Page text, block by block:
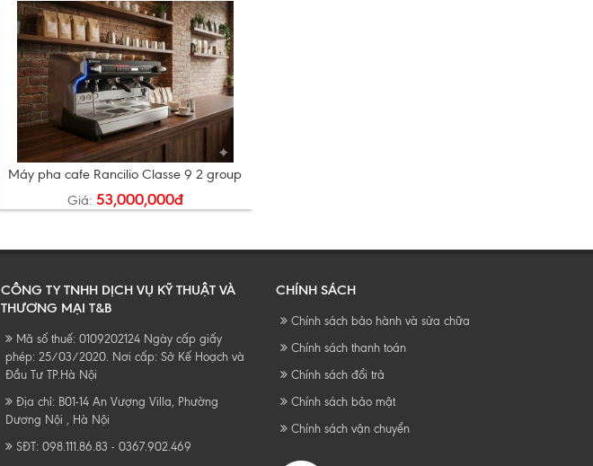
Máy pha cafe Rancilio Classe 9 2 group
Giá: 53,000,000đ
CÔNG TY TNHH DỊCH VỤ KỸ THUẬT VÀ
THƯƠNG MẠI T&B
Mã số thuế: 0109202124 Ngày cấp giấy
phép: 25/03/2020. Nơi cấp: Sở Kế Hoạch và
Đầu Tư TP.Hà Nội
Địa chỉ: B01-14 An Vượng Villa, Phường
Dương Nội , Hà Nội
SĐT: 098.111.86.83 - 0367.902.469
CHÍNH SÁCH
Chính sách bảo hành và sửa chữa
Chính sách thanh toán
Chính sách đổi trả
Chính sách bảo mật
Chính sách vận chuyển